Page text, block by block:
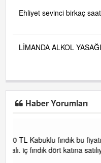
Ehliyet sevinci birkaç
LİMANDA ALKOL
Haber Yorumları
iç
Ereğlinin en değerli en
Metrekaresi 500 bin